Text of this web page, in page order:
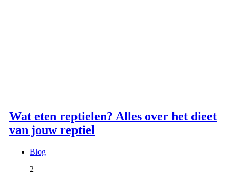
Wat eten reptielen? Alles over het dieet
van jouw reptiel
Blog
2